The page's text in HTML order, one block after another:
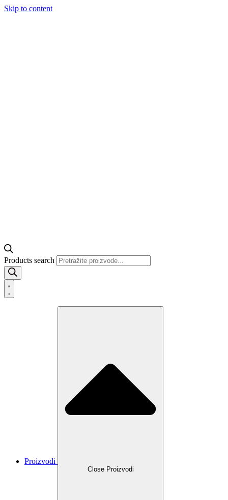
Skip to content
Products search
Proizvodi
Close Proizvodi